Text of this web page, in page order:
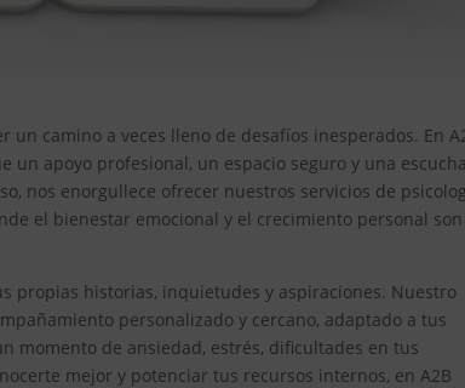
un camino a veces lleno de desafíos inesperados. En
un apoyo profesional, un espacio seguro y una
nos enorgullece ofrecer nuestros servicios de
el bienestar emocional y el crecimiento personal
propias historias, inquietudes y aspiraciones. Nuestro
personalizado y cercano, adaptado a tus
momento de ansiedad, estrés, dificultades en tus
mejor y potenciar tus recursos internos, en A2B